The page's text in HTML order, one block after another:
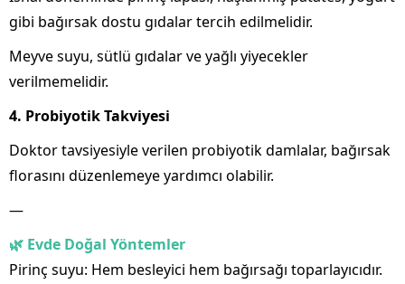
gibi bağırsak dostu gıdalar tercih edilmelidir.
Meyve suyu, sütlü gıdalar ve yağlı yiyecekler
verilmemelidir.
4. Probiyotik Takviyesi
Doktor tavsiyesiyle verilen probiyotik damlalar, bağırsak
florasını düzenlemeye yardımcı olabilir.
—
🌿 Evde Doğal Yöntemler
Pirinç suyu: Hem besleyici hem bağırsağı toparlayıcıdır.